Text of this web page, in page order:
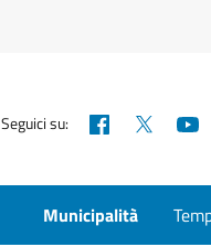
Seguici su: Facebook
Municipalità